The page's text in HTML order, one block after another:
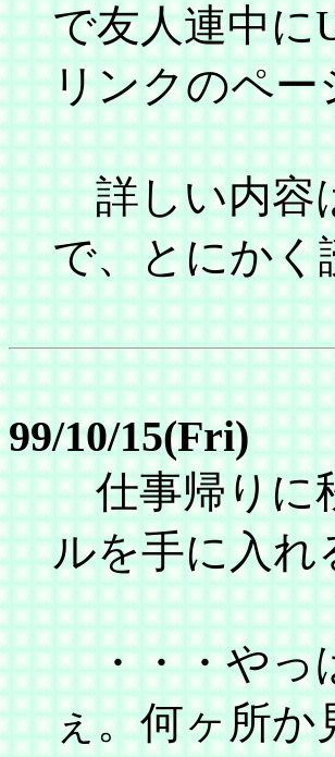
で友人連中に
リンクのペ
詳しい内容
で、とにか
99/10/15(Fri)
仕事帰りに
ルを手に入れ
・・・やっ
ぇ。何ヶ所